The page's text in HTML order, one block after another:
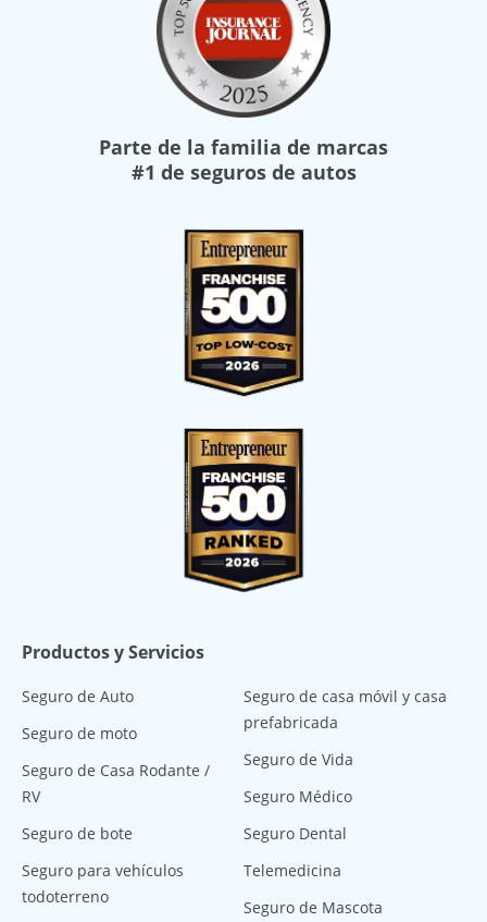
Parte de la familia de marcas
#1 de seguros de autos
Productos y Servicios
Seguro de Auto
Seguro de moto
Seguro de Casa Rodante /
RV
Seguro de bote
Seguro para vehículos
todoterreno
Seguro de casa móvil y casa
prefabricada
Seguro de Vida
Seguro Médico
Seguro Dental
Telemedicina
Seguro de Mascota